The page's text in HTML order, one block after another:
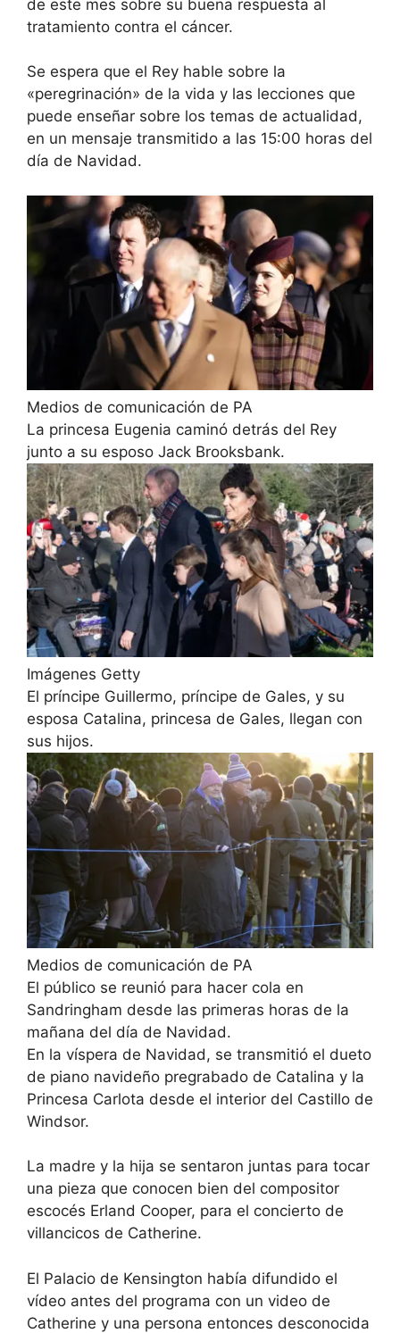
de este mes sobre su buena respuesta al
tratamiento contra el cáncer.
Se espera que el Rey hable sobre la
«peregrinación» de la vida y las lecciones que
puede enseñar sobre los temas de actualidad,
en un mensaje transmitido a las 15:00 horas del
día de Navidad.
Medios de comunicación de PA
La princesa Eugenia caminó detrás del Rey
junto a su esposo Jack Brooksbank.
Imágenes Getty
El príncipe Guillermo, príncipe de Gales, y su
esposa Catalina, princesa de Gales, llegan con
sus hijos.
Medios de comunicación de PA
El público se reunió para hacer cola en
Sandringham desde las primeras horas de la
mañana del día de Navidad.
En la víspera de Navidad, se transmitió el dueto
de piano navideño pregrabado de Catalina y la
Princesa Carlota desde el interior del Castillo de
Windsor.
La madre y la hija se sentaron juntas para tocar
una pieza que conocen bien del compositor
escocés Erland Cooper, para el concierto de
villancicos de Catherine.
El Palacio de Kensington había difundido el
vídeo antes del programa con un video de
Catherine y una persona entonces desconocida